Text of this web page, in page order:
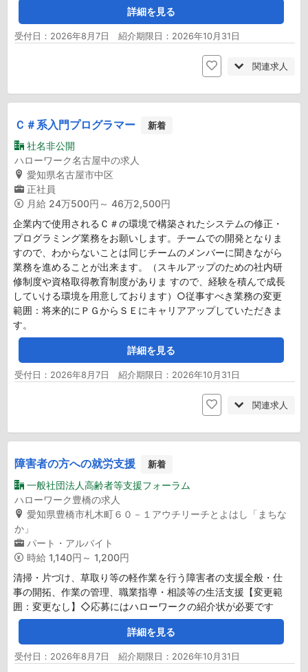
詳細を見る
受付日：2026年8月7日 紹介期限日：2026年10月31日
関連求人
Ｃ＃系入門プログラマー 新着
社名非公開
ハローワーク名古屋中の求人
愛知県名古屋市中区
正社員
月給 24万500円～ 46万2,500円
企業内で使用されるＣ＃の環境で構築されたシステムの修正・
プログラミング業務をお願いします。チームでの開発となりま
すので、わからないことは同じチームのメンバーに聞きながら
業務を進めることが出来ます。（スキルアップのための社内研
修制度や資格取得教育制度がありま すので、経験を積んで成長
していける環境を用意しております）○従事すべき業務の変更
範囲：将来的にＰＧからＳＥにキャリアアップしていただきま
す。
詳細を見る
受付日：2026年8月7日 紹介期限日：2026年10月31日
関連求人
障害者の方への就労支援 新着
一般社団法人高齢者等支援フォーラム
ハローワーク豊橋の求人
愛知県豊橋市札木町６０－１アウチリーチとよはし「まちな
か」
パート・アルバイト
時給 1,140円～ 1,200円
清掃・片づけ、草取り等の軽作業を行う障害者の支援全般・仕
事の開拓、作業の管理、職業指導・相談等の生活支援【変更範
囲：変更なし】◇応募にはハローワークの紹介状が必要です
詳細を見る
受付日：2026年8月7日 紹介期限日：2026年10月31日